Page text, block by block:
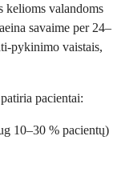
kelioms valandoms
savaime per 24–
pykinimo vaistais,
pacientai:
10–30 % pacientų)